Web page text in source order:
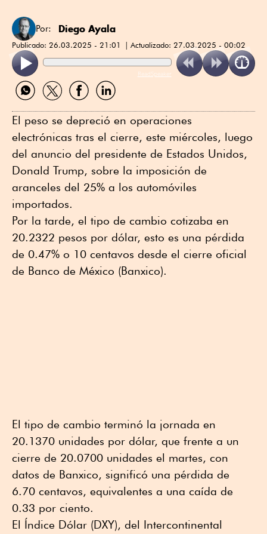
Por: Diego Ayala
Publicado: 26.03.2025 - 21:01 Actualizado: 27.03.2025 - 00:02
ReadSpeaker
Compartir
por
Compartir
por
Compartir
por
Compartir
por
El peso se depreció en operaciones
electrónicas tras el cierre, este miércoles, luego
del anuncio del presidente de Estados Unidos,
Donald Trump, sobre la imposición de
aranceles del 25% a los automóviles
importados.
Por la tarde, el tipo de cambio cotizaba en
20.2322 pesos por dólar, esto es una pérdida
de 0.47% o 10 centavos desde el cierre oficial
de Banco de México (Banxico).
El tipo de cambio terminó la jornada en
20.1370 unidades por dólar, que frente a un
cierre de 20.0700 unidades el martes, con
datos de Banxico, significó una pérdida de
6.70 centavos, equivalentes a una caída de
0.33 por ciento.
El Índice Dólar (DXY), del Intercontinental